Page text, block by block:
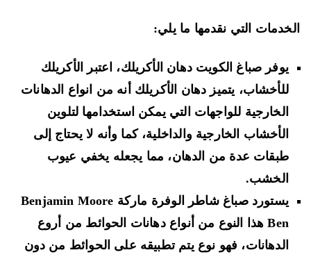
التي نقدمها ما يلي:
يوفر صباغ الكويت دهان الأكريلك، اعتبر الأكريلك
للأخشاب، يتميز دهان الأكريلك أنه من انواع الدهانات
الخارجية للواجهات التي يمكن استخدامها لتلوين
الأخشاب الخارجية والداخلية، كما وأنه لا يحتاج إلى
طبقات عدة من الدهان، مما يجعله يخفي عيوب
الخشب.
يستورد صباغ شاطر الوفرة ماركة Benjamin Moore
Ben هذا النوع من أنواع دهانات الحوائط من أروع
الدهانات، فهو نوع يتم تطبيقه على الحوائط من دون